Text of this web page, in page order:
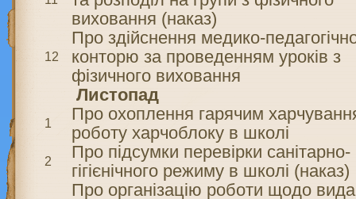
виховання (наказ)
12
Про здійснення медико-
конторю за проведенням уроків з
фізичного виховання
Листопад
1
Про охоплення гарячим
роботу харчоблоку в школі
2
Про підсумки перевірки санітарно-
гігієнічного режиму в школі (наказ)
Про організацію роботи щодо